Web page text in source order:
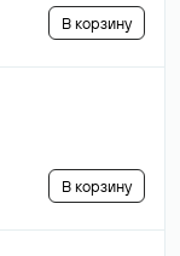
В корзину
В корзину